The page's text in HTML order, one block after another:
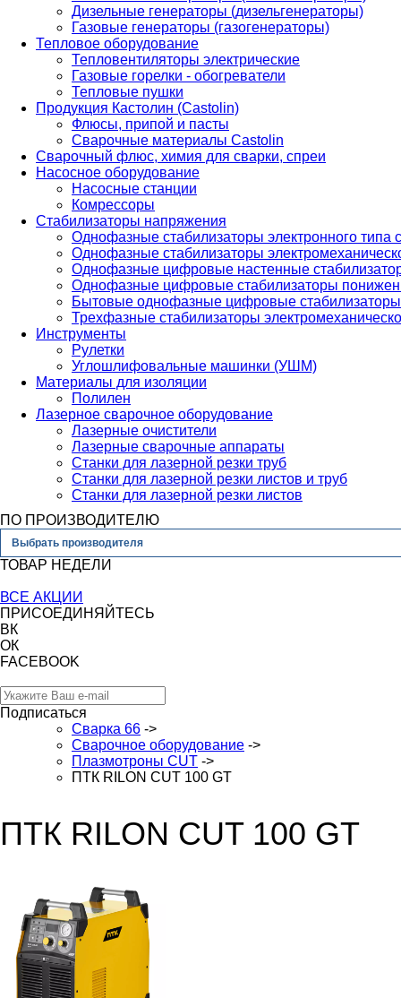
Дизельные генераторы (дизельгенераторы)
Газовые генераторы (газогенераторы)
Тепловое оборудование
Тепловентиляторы электрические
Газовые горелки - обогреватели
Тепловые пушки
Продукция Кастолин (Castolin)
Флюсы, припой и пасты
Сварочные материалы Castolin
Сварочный флюс, химия для сварки, спреи
Насосное оборудование
Насосные станции
Комрессоры
Стабилизаторы напряжения
Однофазные стабилизаторы электронного
Однофазные стабилизаторы
Однофазные цифровые настенные
Однофазные цифровые стабилизаторы
Бытовые однофазные цифровые стабилизаторы
Трехфазные стабилизаторы
Инструменты
Рулетки
Углошлифовальные машинки (УШМ)
Материалы для изоляции
Полилен
Лазерное сварочное оборудование
Лазерные очистители
Лазерные сварочные аппараты
Станки для лазерной резки труб
Станки для лазерной резки листов и труб
Станки для лазерной резки листов
ПО ПРОИЗВОДИТЕЛЮ
Выбрать производителя
ТОВАР НЕДЕЛИ
ВСЕ АКЦИИ
ПРИСОЕДИНЯЙТЕСЬ
ВК
ОК
FACEBOOK
Подписаться
Сварка 66 ->
Сварочное оборудование ->
Плазмотроны CUT ->
ПТК RILON CUT 100 GT
ПТК RILON CUT 100 GT